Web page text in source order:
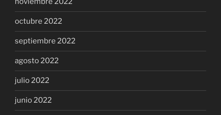
octubre 2022
septiembre 2022
agosto 2022
julio 2022
junio 2022